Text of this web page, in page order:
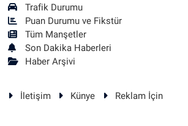
Trafik Durumu
Puan Durumu ve Fikstür
Tüm Manşetler
Son Dakika Haberleri
Haber Arşivi
İletişim Künye Reklam İçin